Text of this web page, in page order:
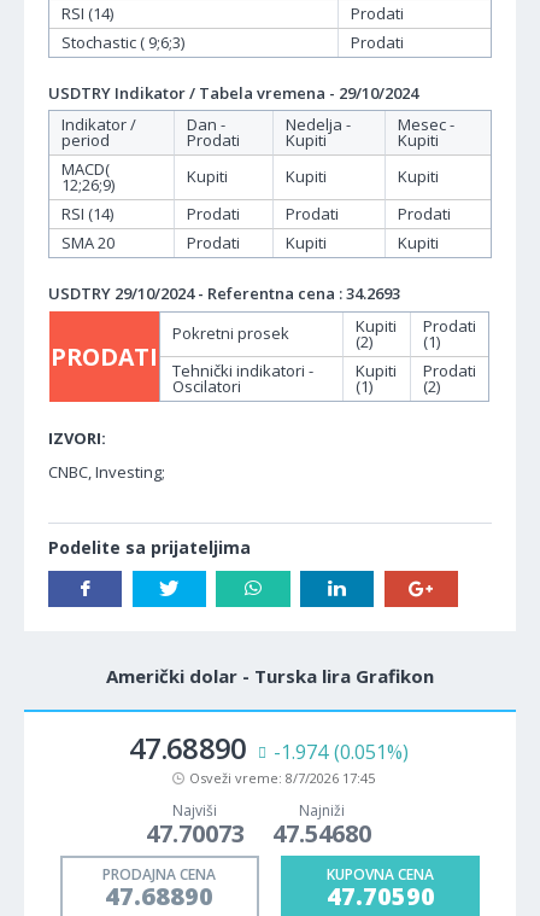
RSI (14)
Prodati
Stochastic ( 9;6;3)
Prodati
USDTRY Indikator / Tabela vremena - 29/10/2024
Indikator /
period
Dan -
Prodati
Nedelja -
Kupiti
Mesec -
Kupiti
MACD(
12;26;9) Kupiti Kupiti
Kupiti
RSI (14)
Prodati Prodati
Prodati
SMA 20
Prodati Kupiti Kupiti
USDTRY 29/10/2024 - Referentna cena : 34.2693
PRODATI
Pokretni prosek Kupiti
(2)
Prodati
(1)
Tehnički indikatori -
Oscilatori
Kupiti
(1)
Prodati
(2)
IZVORI:
CNBC, Investing;
Podelite sa prijateljima
Američki dolar - Turska lira Grafikon
47.68890 -1.974 (0.051%)
Osveži vreme: 8/7/2026 17:45
Najviši
47.70073
Najniži
47.54680
PRODAJNA CENA
47.68890
KUPOVNA CENA
47.70590